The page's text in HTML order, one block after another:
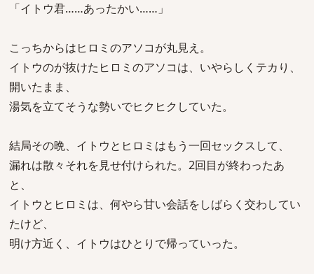
「イトウ君……あったかい……」
こっちからはヒロミのアソコが丸見え。
イトウのが抜けたヒロミのアソコは、いやらしくテカり、
開いたまま、
湯気を立てそうな勢いでヒクヒクしていた。
結局その晩、イトウとヒロミはもう一回セックスして、
漏れは散々それを見せ付けられた。2回目が終わったあ
と、
イトウとヒロミは、何やら甘い会話をしばらく交わしてい
たけど、
明け方近く、イトウはひとりで帰っていった。